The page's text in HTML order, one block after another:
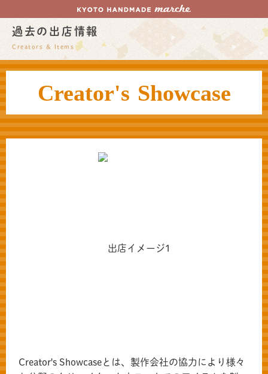
過去の出店情報
Creators & Items
Creator's Showcase
Creator's Showcaseとは、製作会社の協力により様々